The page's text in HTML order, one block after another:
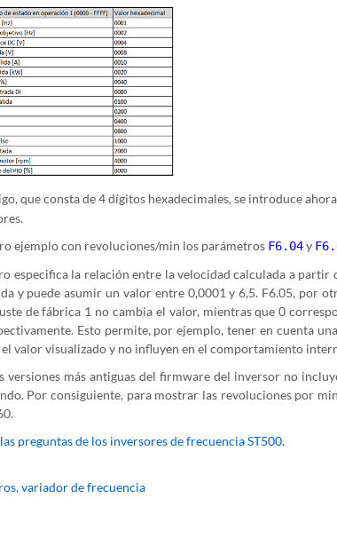
que consta de 4 dígitos hexadecimales, se introduce
ejemplo con revoluciones/min los parámetros F6.04y
especifica la relación entre la velocidad calculada a
y puede asumir un valor entre 0,0001 y 6,5. F6.05, por
de fábrica 1 no cambia el valor, mientras que 0
Esto permite, por ejemplo, tener en cuenta
valor visualizado y no influyen en el comportamiento
versiones más antiguas del firmware del inversor no
Por consiguiente, para mostrar las revoluciones por
preguntas de los inversores de frecuencia ST500.
,variador de frecuencia